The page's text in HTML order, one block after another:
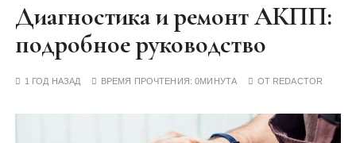
Диагностика и ремонт АКПП:
подробное руководство
1 ГОД НАЗАД ВРЕМЯ ПРОЧТЕНИЯ:0МИНУТА ОТ REDACTOR